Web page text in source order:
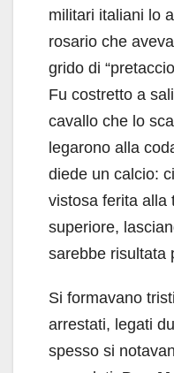
militari italiani lo
rosario che
grido di
Fu costretto a
cavallo che lo
legarono alla
diede un calcio:
vistosa ferita alla
superiore,
sarebbe risultata
Si formavano
arrestati, legati
spesso si